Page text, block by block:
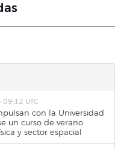
09:12 UTC
con la Universidad
un curso de verano
y sector espacial